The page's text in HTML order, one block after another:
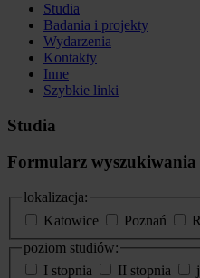
Studia
Badania i projekty
Wydarzenia
Kontakty
Inne
Szybkie linki
Studia
Formularz wyszukiwania
lokalizacja:
Katowice
Poznań
poziom studiów:
I stopnia
II stopnia